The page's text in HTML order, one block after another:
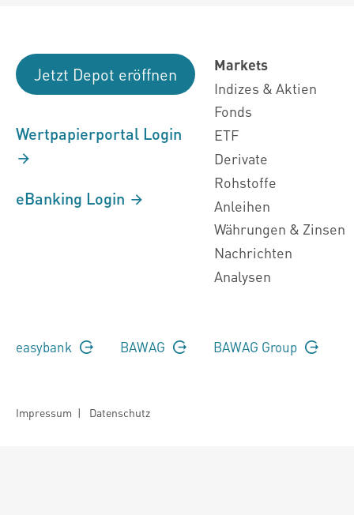
Jetzt Depot eröffnen
Wertpapierportal Login
eBanking Login
Markets
Indizes & Aktien
Fonds
ETF
Derivate
Rohstoffe
Anleihen
Währungen & Zinsen
Nachrichten
Analysen
easybank BAWAG BAWAG Group
Impressum | Datenschutz